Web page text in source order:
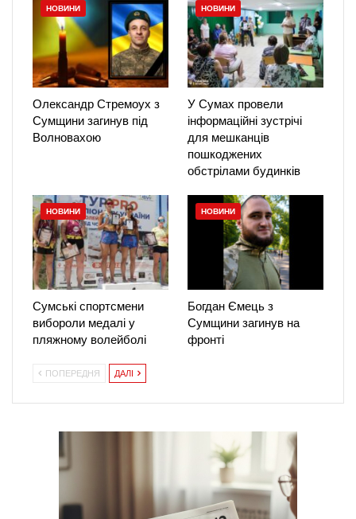
НОВИНИ
Олександр Стремоух з
Сумщини загинув під
Волновахою
НОВИНИ
У Сумах провели
інформаційні зустрічі
для мешканців
пошкоджених
обстрілами будинків
НОВИНИ
Сумські спортсмени
вибороли медалі у
пляжному волейболі
НОВИНИ
Богдан Ємець з
Сумщини загинув на
фронті
ПОПЕРЕДНЯ ДАЛІ